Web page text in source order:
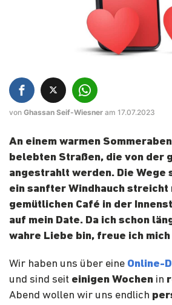
von Ghassan Seif-Wiesner am 17.07.2023
An einem warmen
belebten Straßen, die von der
angestrahlt werden. Die Wege
ein sanfter Windhauch streicht
gemütlichen Café in der
auf mein Date. Da ich schon
wahre Liebe bin, freue ich
Wir haben uns über eine Online-
und sind seit einigen Wochen in
Abend wollen wir uns endlich